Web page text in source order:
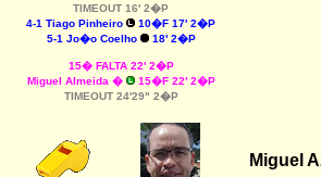
TIMEOUT 16' 2�P
4-1 Tiago Pinheiro
10�F 17' 2�P
5-1 Jo�o Coelho
18' 2�P
15� FALTA 22' 2�P
Miguel Almeida �
15�F 22' 2�P
TIMEOUT 24'29" 2�P
Miguel